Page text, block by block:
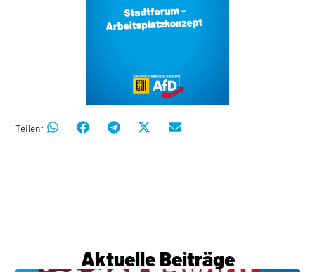
Teilen:
Aktuelle Beiträge